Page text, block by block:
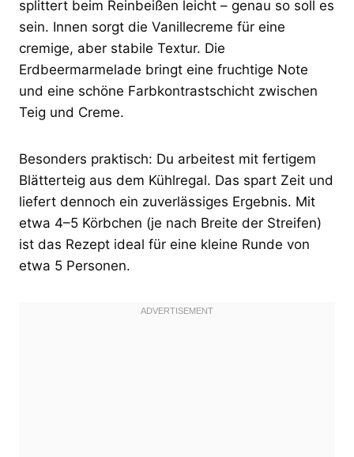
splittert beim Reinbeißen leicht – genau so soll es
sein. Innen sorgt die Vanillecreme für eine
cremige, aber stabile Textur. Die
Erdbeermarmelade bringt eine fruchtige Note
und eine schöne Farbkontrastschicht zwischen
Teig und Creme.
Besonders praktisch: Du arbeitest mit fertigem
Blätterteig aus dem Kühlregal. Das spart Zeit und
liefert dennoch ein zuverlässiges Ergebnis. Mit
etwa 4–5 Körbchen (je nach Breite der Streifen)
ist das Rezept ideal für eine kleine Runde von
etwa 5 Personen.